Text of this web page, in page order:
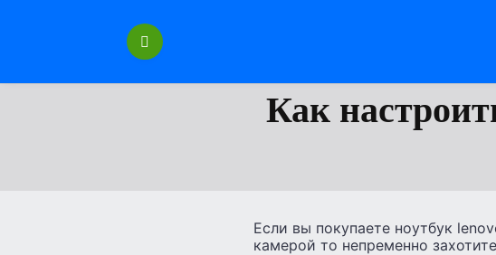
Как
Если вы покупаете ноутбук
камерой то непременно